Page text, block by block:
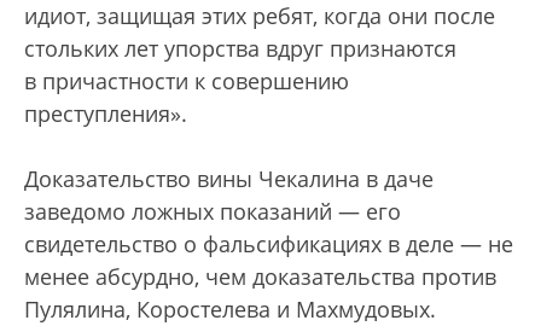
идиот, защищая этих ребят, когда они после
стольких лет упорства вдруг признаются
в причастности к совершению
преступления».
Доказательство вины Чекалина в даче
заведомо ложных показаний — его
свидетельство о фальсификациях в деле — не
менее абсурдно, чем доказательства против
Пулялина, Коростелева и Махмудовых.